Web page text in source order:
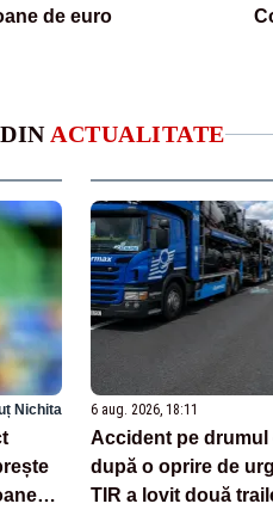
de euro
ACTUALITATE
Nichita 6 aug. 2026, 18:11
Accident pe drumul
după o oprire de
TIR a lovit două